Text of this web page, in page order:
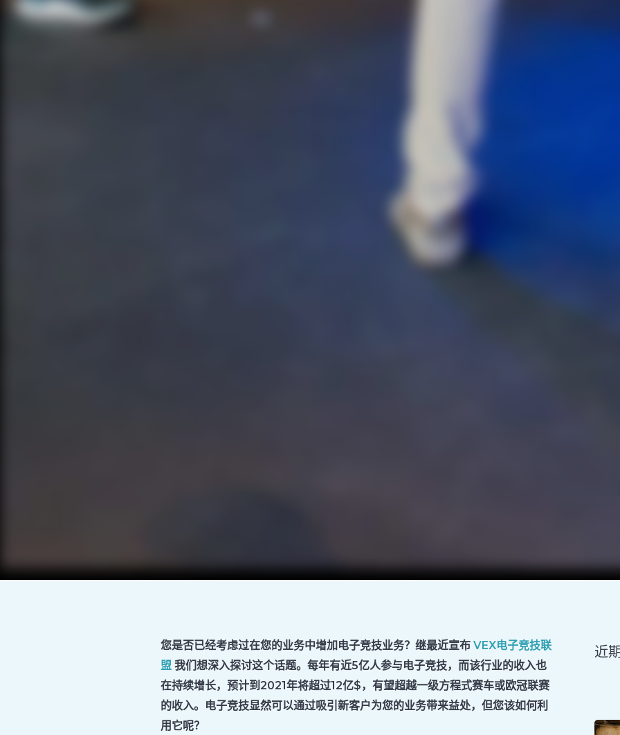
您是否已经考虑过在您的业务中增加电子竞技业务？继最近宣布 VEX电子竞技联
盟我们想深入探讨这个话题。每年有近5亿人参与电子竞技，而该行业的收入也
在持续增长，预计到2021年将超过12亿$，有望超越一级方程式赛车或欧冠联赛
的收入。电子竞技显然可以通过吸引新客户为您的业务带来益处，但您该如何利
用它呢？
近